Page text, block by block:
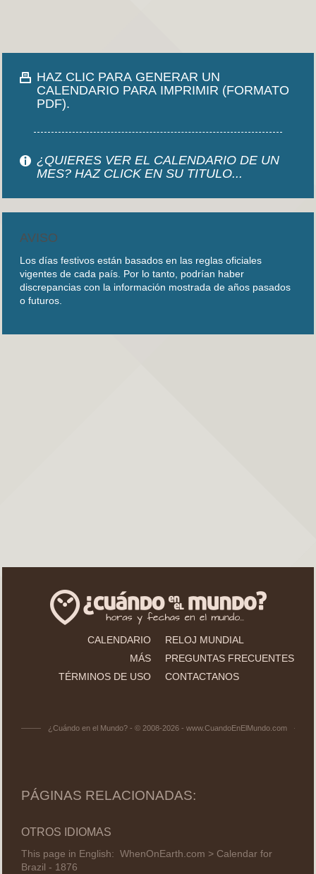
HAZ CLIC PARA GENERAR UN
CALENDARIO PARA IMPRIMIR (FORMATO
PDF).
¿QUIERES VER EL CALENDARIO DE UN
MES? HAZ CLICK EN SU TITULO...
AVISO
Los días festivos están basados en las reglas oficiales
vigentes de cada país. Por lo tanto, podrían haber
discrepancias con la información mostrada de años pasados
o futuros.
CALENDARIO
RELOJ MUNDIAL
MÁS
PREGUNTAS FRECUENTES
TÉRMINOS DE USO
CONTACTANOS
¿Cuándo en el Mundo? - © 2008-2026 - www.CuandoEnElMundo.com
PÁGINAS RELACIONADAS:
OTROS IDIOMAS
This page in English: WhenOnEarth.com > Calendar for
Brazil - 1876